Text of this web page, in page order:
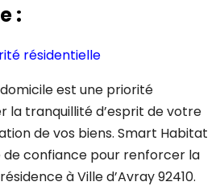
:
résidentielle
est une priorité
la tranquillité d’esprit de votre
de vos biens. Smart Habitat
confiance pour renforcer la
à Ville d’Avray 92410.